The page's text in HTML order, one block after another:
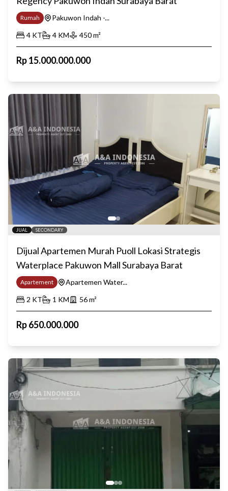
Rumah
Pakuwon Indah -...
4 KT 4 KM 450m²
Rp15.000.000.000
JUAL SECONDARY
Dijual Apartemen Murah Puoll Lokasi Strategis
Waterplace Pakuwon Mall Surabaya Barat
Apartement
Apartemen Water...
2 KT 1 KM 56m²
Rp650.000.000